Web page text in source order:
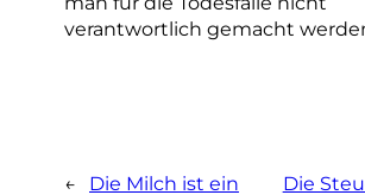
verantwortlich gemacht
←
Die Milch ist ein
Die